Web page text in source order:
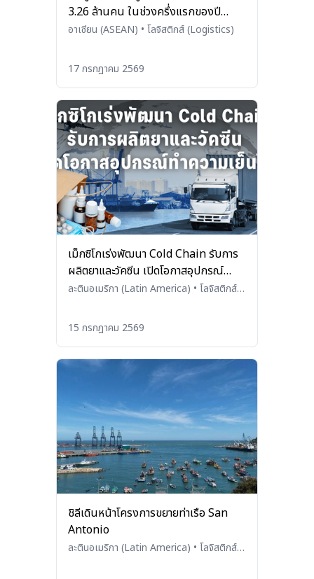
3.26 ล้านคน ในช่วงครึ่งแรกของปี
2569
อาเซียน (ASEAN) • โลจิสติกส์ (Logistics)
17 กรกฎาคม 2569
เม็กซิโกเร่งพัฒนา Cold Chain รับการ
ผลิตยาและวัคซีน เปิดโอกาสอุปกรณ์
ทำความเย็นไทย
ละตินอเมริกา (Latin America) • โลจิสติกส์
15 กรกฎาคม 2569
ชิลีเดินหน้าโครงการขยายท่าเรือ San
Antonio
ละตินอเมริกา (Latin America) • โลจิสติกส์